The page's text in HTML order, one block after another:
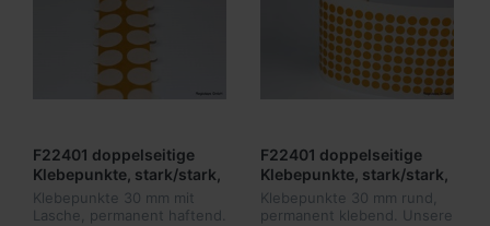
F22401 doppelseitige
Klebepunkte, stark/stark,
30 mm rund mit Lasche,
Acrylatkleber, 0,11 mm
Klebepunkte 30 mm mit
Lasche, permanent haftend.
F22401 doppelseitige
Klebepunkte, stark/stark,
30 mm rund ohne Lasche,
Acrylatkleber, 0,11 mm
Klebepunkte 30 mm rund,
permanent klebend. Unsere